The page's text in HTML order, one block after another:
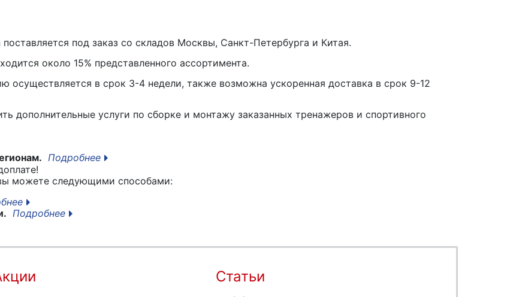
под заказ со складов Москвы, Санкт-Петербурга и Китая.
около 15% представленного ассортимента.
осуществляется в срок 3-4 недели, также возможна ускоренная доставка в срок 9-12
дополнительные услуги по сборке и монтажу заказанных тренажеров и спортивного
Подробнее
можете следующими способами:
Подробнее
Статьи